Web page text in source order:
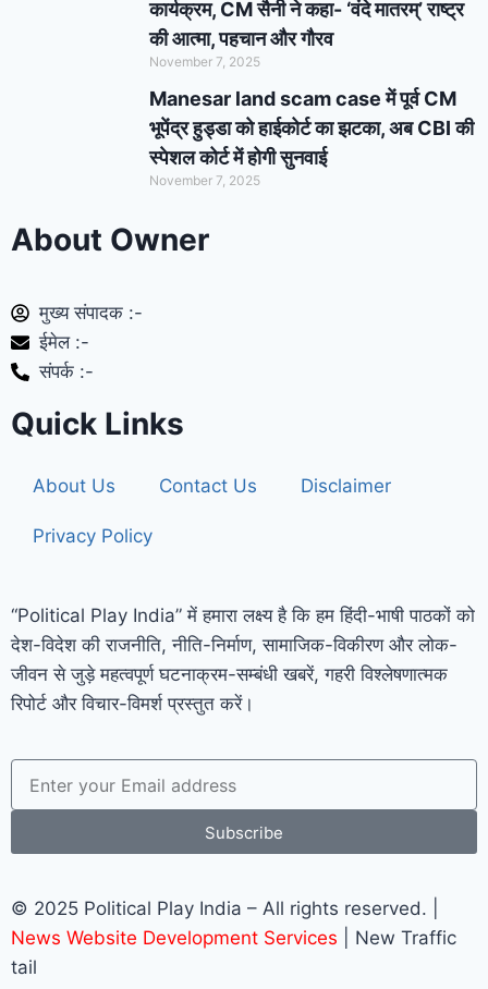
कार्यक्रम, CM सैनी ने कहा- ‘वंदे मातरम्’ राष्ट्र
की आत्मा, पहचान और गौरव
November 7, 2025
Manesar land scam case में पूर्व CM
भूपेंद्र हुड्डा को हाईकोर्ट का झटका, अब CBI की
स्पेशल कोर्ट में होगी सुनवाई
November 7, 2025
About Owner
मुख्य संपादक :-
ईमेल :-
संपर्क :-
Quick Links
About Us Contact Us Disclaimer
Privacy Policy
“Political Play India” में हमारा लक्ष्य है कि हम हिंदी-भाषी पाठकों को
देश-विदेश की राजनीति, नीति-निर्माण, सामाजिक-विकीरण और लोक-
जीवन से जुड़े महत्वपूर्ण घटनाक्रम-सम्बंधी खबरें, गहरी विश्लेषणात्मक
रिपोर्ट और विचार-विमर्श प्रस्तुत करें।
Subscribe
© 2025 Political Play India – All rights reserved. |
News Website Development Services | New Traffic
tail